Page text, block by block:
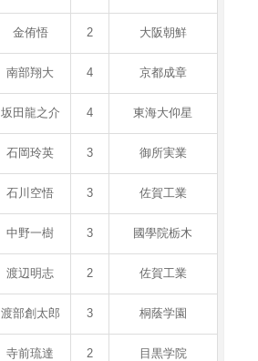
金侑悟 2 大阪朝鮮
南部翔大 4 京都成章
坂田龍之介 4 東海大仰星
石岡玲英 3 御所実業
石川空悟 3 佐賀工業
中野一樹 3 國學院栃木
渡辺明志 2 佐賀工業
渡部創太郎 3 桐蔭学園
寺前琉達 2 目黒学院